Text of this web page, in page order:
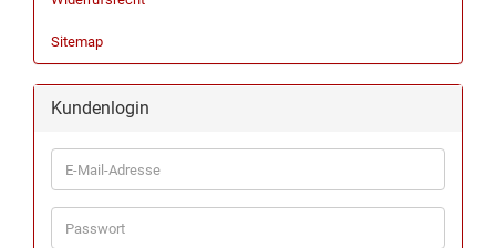
Sitemap
Kundenlogin